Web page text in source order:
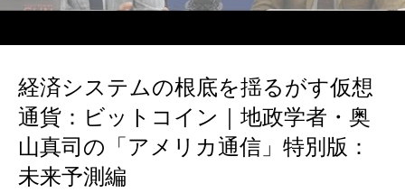
経済システムの根底を揺るがす仮想
通貨：ビットコイン｜地政学者・奥
山真司の「アメリカ通信」特別版：
未来予測編